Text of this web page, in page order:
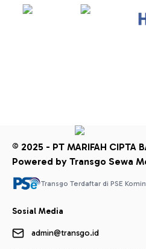
© 2025 - PT MARIFAH CIPTA
Powered by Transgo Sewa
Transgo Terdaftar di PSE
Sosial Media
admin@transgo.id